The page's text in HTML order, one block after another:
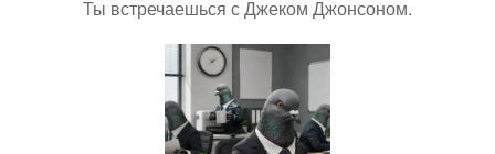
Ты встречаешься с Джеком Джонсоном.